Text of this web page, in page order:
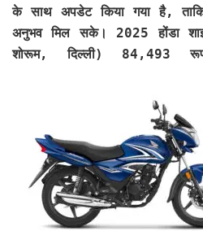
के साथ अपडेट किया गया है,
अनुभव मिल सके। 2025 होंडा
शोरूम, दिल्ली) 84,493